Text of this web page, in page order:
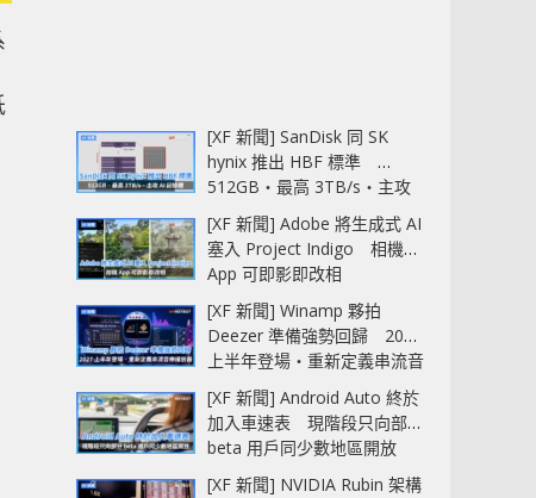
[XF 新聞] SanDisk 同 SK
hynix 推出 HBF 標準
512GB‧最高 3TB/s‧主攻
AI 記憶體
[XF 新聞] Adobe 將生成式 AI
塞入 Project Indigo 相機
App 可即影即改相
[XF 新聞] Winamp 夥拍
Deezer 準備強勢回歸 2027
上半年登場‧重新定義串流音
樂播放器
[XF 新聞] Android Auto 終於
加入車速表 現階段只向部分
beta 用戶同少數地區開放
[XF 新聞] NVIDIA Rubin 架構